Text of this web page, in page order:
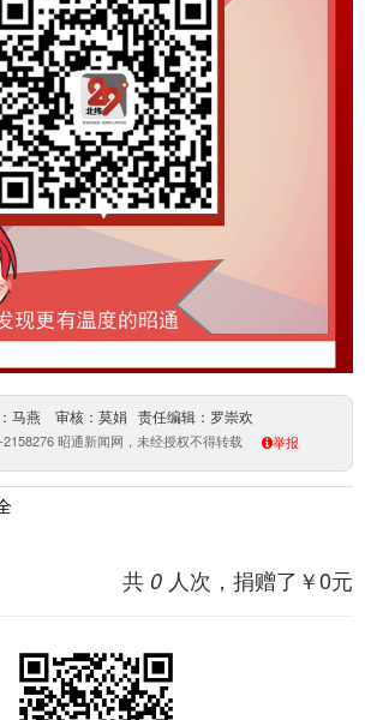
马燕 审核：莫娟 责任编辑：罗崇欢
昭通新闻网，未经授权不得转载 举报
共 0 人次，捐赠了￥0元